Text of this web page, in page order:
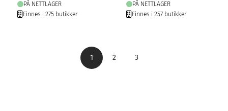
PÅ NETTLAGER
Finnes i 275 butikker
PÅ NETTLAGER
Finnes i 257 butikker
1 2 3